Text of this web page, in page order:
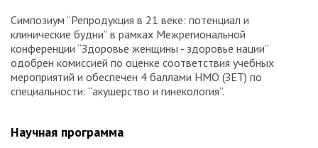
Симпозиум “Репродукция в 21 веке: потенциал и
клинические будни” в рамках Межрегиональной
конференции “Здоровье женщины - здоровье нации”
одобрен комиссией по оценке соответствия учебных
мероприятий и обеспечен 4 баллами НМО (ЗЕТ) по
специальности: “акушерство и гинекология”.
Научная программа